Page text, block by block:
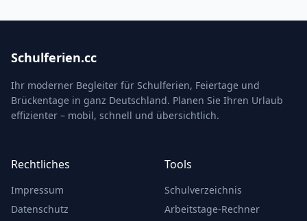
Schulferien.cc
Ihr moderner Begleiter für Schulferien, Feiertage und
Brückentage in ganz Deutschland. Planen Sie Ihren Urlaub
effizienter – mobil, schnell und übersichtlich.
Rechtliches
Impressum
Datenschutz
Tools
Schulverzeichnis
Arbeitstage-Rechner